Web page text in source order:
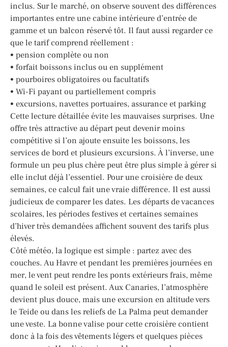
inclus. Sur le marché, on observe souvent des différences
importantes entre une cabine intérieure d’entrée de
gamme et un balcon réservé tôt. Il faut aussi regarder ce
que le tarif comprend réellement :
• pension complète ou non
• forfait boissons inclus ou en supplément
• pourboires obligatoires ou facultatifs
• Wi-Fi payant ou partiellement compris
• excursions, navettes portuaires, assurance et parking
Cette lecture détaillée évite les mauvaises surprises. Une
offre très attractive au départ peut devenir moins
compétitive si l’on ajoute ensuite les boissons, les
services de bord et plusieurs excursions. À l’inverse, une
formule un peu plus chère peut être plus simple à gérer si
elle inclut déjà l’essentiel. Pour une croisière de deux
semaines, ce calcul fait une vraie différence. Il est aussi
judicieux de comparer les dates. Les départs de vacances
scolaires, les périodes festives et certaines semaines
d’hiver très demandées affichent souvent des tarifs plus
élevés.
Côté météo, la logique est simple : partez avec des
couches. Au Havre et pendant les premières journées en
mer, le vent peut rendre les ponts extérieurs frais, même
quand le soleil est présent. Aux Canaries, l’atmosphère
devient plus douce, mais une excursion en altitude vers
le Teide ou dans les reliefs de La Palma peut demander
une veste. La bonne valise pour cette croisière contient
donc à la fois des vêtements légers et quelques pièces